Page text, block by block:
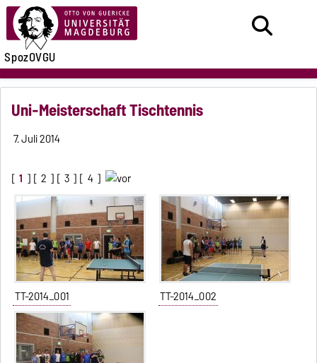
SpozOVGU
Uni-Meisterschaft Tischtennis
7. Juli 2014
[ 1 ] [ 2 ] [ 3 ] [ 4 ]
TT-2014_001 TT-2014_002